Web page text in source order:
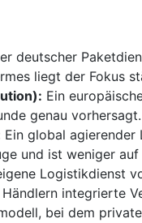
deutscher
liegt der Fokus
Ein
genau
Ein global agierender
und ist weniger
Logistikdienst
integrierte
bei dem